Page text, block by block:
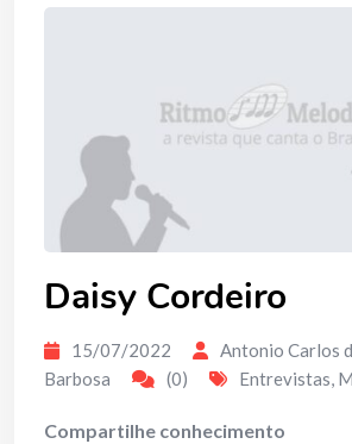
Daisy Cordeiro
15/07/2022
Antonio Carlos
Barbosa
(0) Entrevistas,
Compartilhe conhecimento